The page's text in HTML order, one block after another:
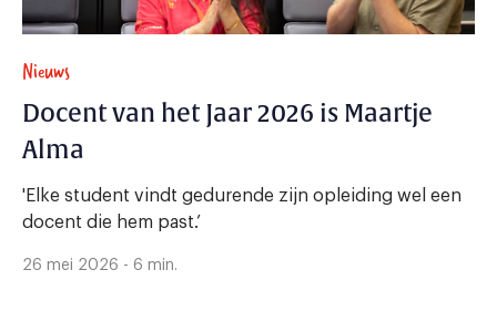
Nieuws
Docent van het Jaar 2026 is Maartje
Alma
'Elke student vindt gedurende zijn opleiding wel een
docent die hem past.’
26 mei 2026 - 6 min.